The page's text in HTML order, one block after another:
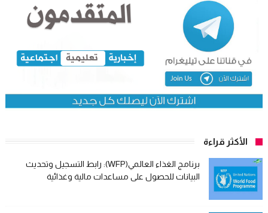
الأكثر قراءة
برنامج الغذاء العالمي(WFP): رابط التسجيل وتحديث
البيانات للحصول على مساعدات مالية وغذائية